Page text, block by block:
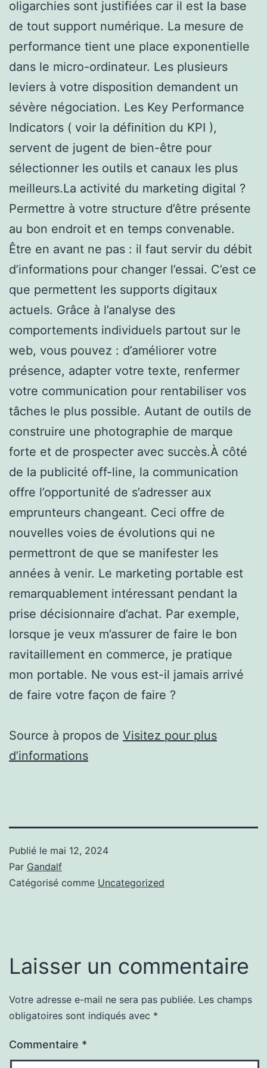
oligarchies sont justifiées car il est la base
de tout support numérique. La mesure de
performance tient une place exponentielle
dans le micro-ordinateur. Les plusieurs
leviers à votre disposition demandent un
sévère négociation. Les Key Performance
Indicators ( voir la définition du KPI ),
servent de jugent de bien-être pour
sélectionner les outils et canaux les plus
meilleurs.La activité du marketing digital ?
Permettre à votre structure d’être présente
au bon endroit et en temps convenable.
Être en avant ne pas : il faut servir du débit
d’informations pour changer l’essai. C’est ce
que permettent les supports digitaux
actuels. Grâce à l’analyse des
comportements individuels partout sur le
web, vous pouvez : d’améliorer votre
présence, adapter votre texte, renfermer
votre communication pour rentabiliser vos
tâches le plus possible. Autant de outils de
construire une photographie de marque
forte et de prospecter avec succès.À côté
de la publicité off-line, la communication
offre l’opportunité de s’adresser aux
emprunteurs changeant. Ceci offre de
nouvelles voies de évolutions qui ne
permettront de que se manifester les
années à venir. Le marketing portable est
remarquablement intéressant pendant la
prise décisionnaire d’achat. Par exemple,
lorsque je veux m’assurer de faire le bon
ravitaillement en commerce, je pratique
mon portable. Ne vous est-il jamais arrivé
de faire votre façon de faire ?
Source à propos de Visitez pour plus
d’informations
Publié le mai 12, 2024
Par Gandalf
Catégorisé comme Uncategorized
Laisser un commentaire
Votre adresse e-mail ne sera pas publiée. Les champs
obligatoires sont indiqués avec *
Commentaire *